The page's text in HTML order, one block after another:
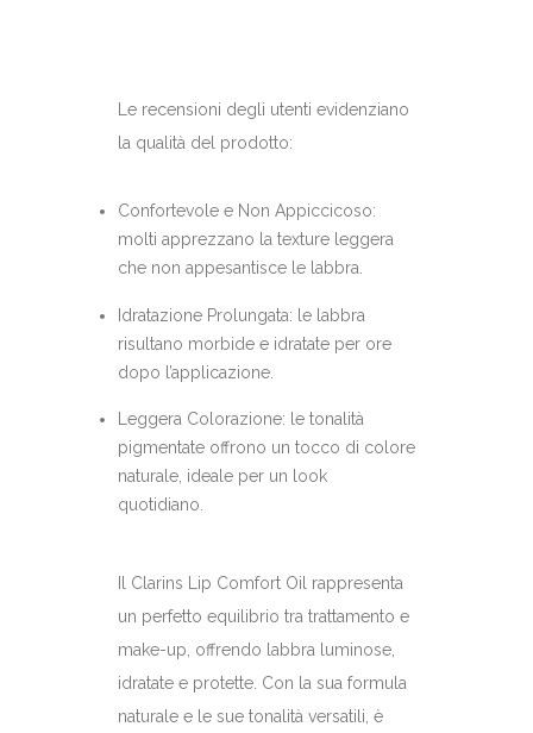
Le recensioni degli utenti evidenziano
la qualità del prodotto:
Confortevole e Non Appiccicoso:
molti apprezzano la texture leggera
che non appesantisce le labbra.
Idratazione Prolungata: le labbra
risultano morbide e idratate per ore
dopo l’applicazione.
Leggera Colorazione: le tonalità
pigmentate offrono un tocco di colore
naturale, ideale per un look
quotidiano.
Il Clarins Lip Comfort Oil rappresenta
un perfetto equilibrio tra trattamento e
make-up, offrendo labbra luminose,
idratate e protette. Con la sua formula
naturale e le sue tonalità versatili, è